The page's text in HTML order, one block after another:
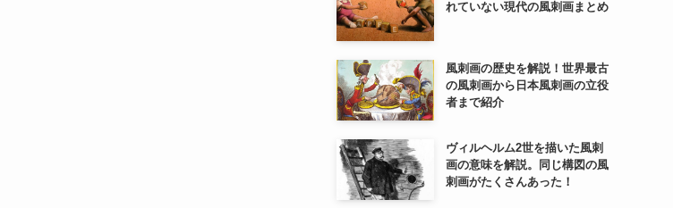
れていない現代の風刺画まとめ
風刺画の歴史を解説！世界最古
の風刺画から日本風刺画の立役
者まで紹介
ヴィルヘルム2世を描いた風刺
画の意味を解説。同じ構図の風
刺画がたくさんあった！